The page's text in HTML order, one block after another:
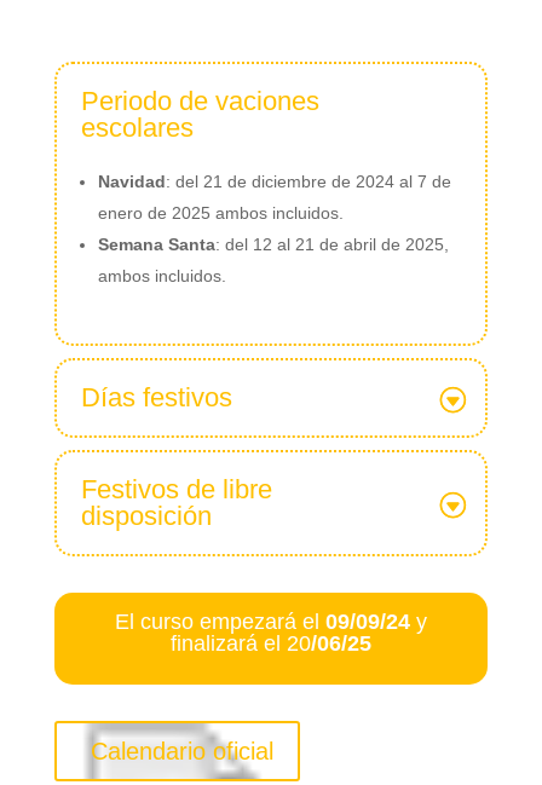
Periodo de vaciones
escolares
Navidad: del 21 de diciembre de 2024 al 7 de
enero de 2025 ambos incluidos.
Semana Santa: del 12 al 21 de abril de 2025,
ambos incluidos.
Días festivos
Festivos de libre
disposición
El curso empezará el 09/09/24y
finalizará el 20/06/25
Calendario oficial